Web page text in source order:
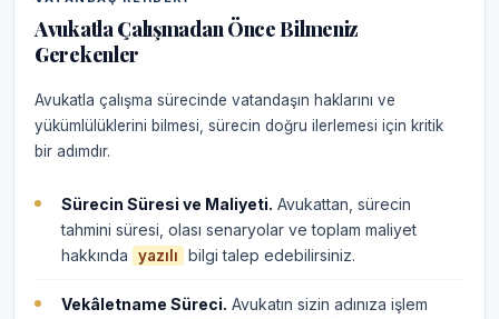
Avukatla Çalışmadan Önce Bilmeniz
Gerekenler
Avukatla çalışma sürecinde vatandaşın haklarını ve
yükümlülüklerini bilmesi, sürecin doğru ilerlemesi için kritik
bir adımdır.
Sürecin Süresi ve Maliyeti. Avukattan, sürecin
tahmini süresi, olası senaryolar ve toplam maliyet
hakkında
yazılı bilgi talep edebilirsiniz.
Vekâletname Süreci. Avukatın sizin adınıza işlem